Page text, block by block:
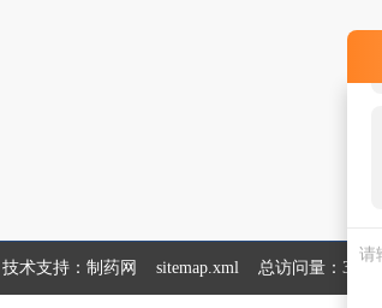
技术支持： 制药网 sitemap.xml 总访问量：